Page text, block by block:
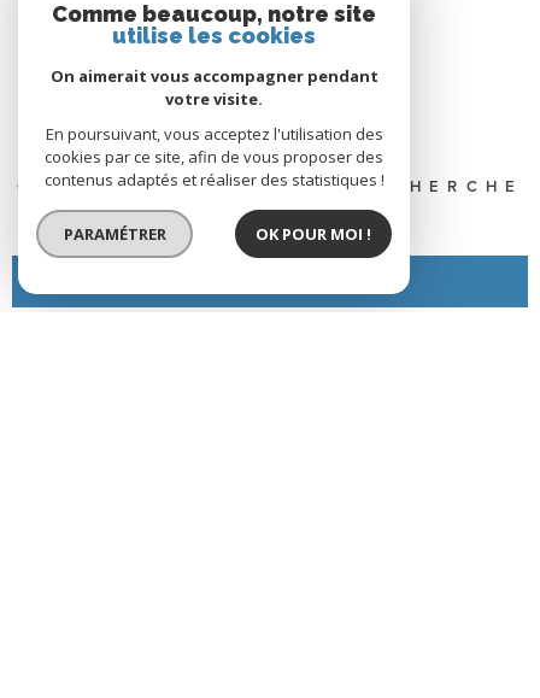
CONFIEZ-NOUS VOTRE RECHERCHE
Comme beaucoup, notre site
utilise les cookies
On aimerait vous accompagner pendant
votre visite.
En poursuivant, vous acceptez l'utilisation des
cookies par ce site, afin de vous proposer des
contenus adaptés et réaliser des statistiques !
PARAMÉTRER OK POUR MOI !